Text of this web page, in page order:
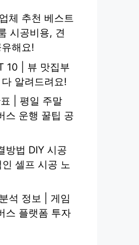
체 추천 베스트
시공비용, 견
해요!
10 | 뷰 맛집부
알려드려요!
| 평일 주말
스 운행 꿀팁 공
방법 DIY 시공
셀프 시공 노
석 정보 | 게임
스 플랫폼 투자